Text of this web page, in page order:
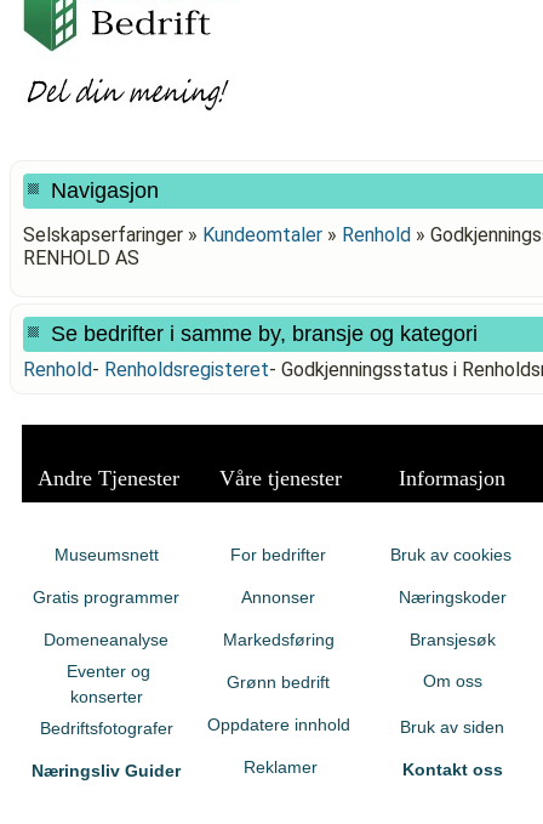
Navigasjon
Selskapserfaringer » Kundeomtaler » Renhold »
RENHOLD AS
Se bedrifter i samme by, bransje og kategori
Renhold- Renholdsregisteret- Godkjenningsstatus i
Andre Tjenester Våre tjenester Informasjon
Museumsnett
Gratis programmer
Domeneanalyse
Eventer og
konserter
Bedriftsfotografer
Næringsliv Guider
For bedrifter
Annonser
Markedsføring
Grønn bedrift
Oppdatere innhold
Reklamer
Bruk av cookies
Næringskoder
Bransjesøk
Om oss
Bruk av siden
Kontakt oss